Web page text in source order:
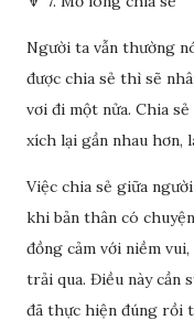
Người ta vẫn thường
được chia sẻ thì sẽ
vơi đi một nửa. Chia
xích lại gần nhau hơn,
Việc chia sẻ giữa
khi bản thân có
đồng cảm với niềm
trải qua. Điều này cần
đã thực hiện đúng rồi